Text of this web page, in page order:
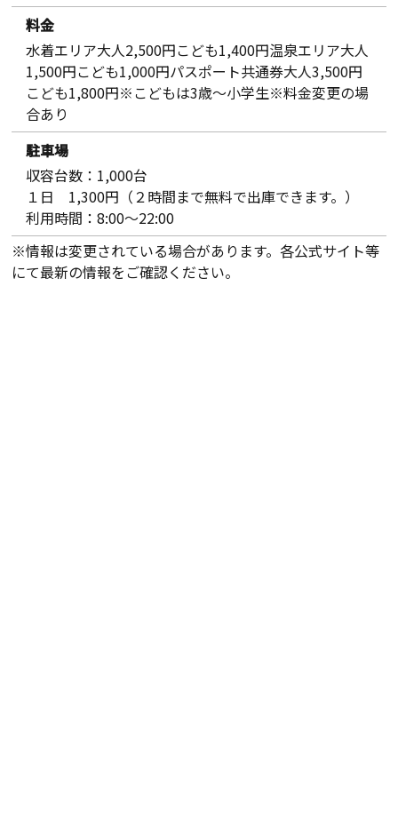
料金
水着エリア大人2,500円こども1,400円温泉エリア大人
1,500円こども1,000円パスポート共通券大人3,500円
こども1,800円※こどもは3歳～小学生※料金変更の場
合あり
駐車場
収容台数：1,000台
１日 1,300円（２時間まで無料で出庫できます。）
利用時間：8:00～22:00
※情報は変更されている場合があります。各公式サイト等
にて最新の情報をご確認ください。